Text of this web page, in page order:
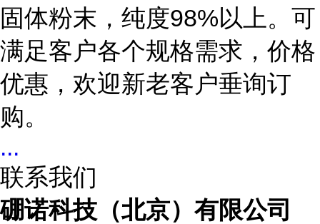
固体粉末，纯度98%以上。可
满足客户各个规格需求，价格
优惠，欢迎新老客户垂询订
购。
...
联系我们
硼诺科技（北京）有限公司